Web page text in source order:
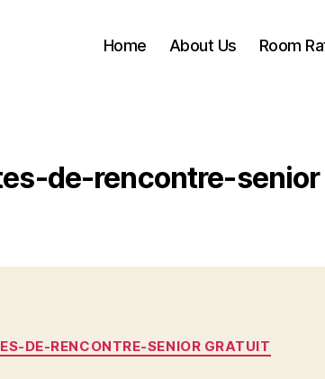
Home About Us Room
de-rencontre-
Categories
DE-RENCONTRE-SENIOR GRATUIT